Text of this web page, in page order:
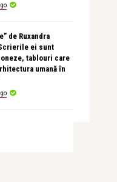
de Ruxandra
ei sunt
tablouri care
umană în